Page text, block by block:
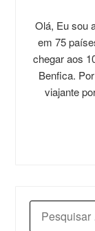
Olá, Eu sou
em 75
chegar aos
Benfica.
viajante